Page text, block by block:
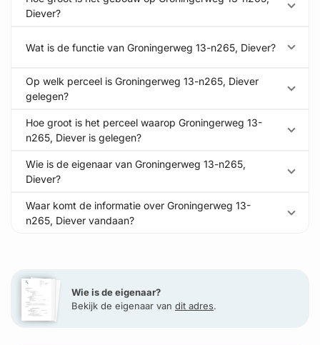
Diever?
Wat is de functie van Groningerweg 13-n265, Diever?
Op welk perceel is Groningerweg 13-n265, Diever
gelegen?
Hoe groot is het perceel waarop Groningerweg 13-
n265, Diever is gelegen?
Wie is de eigenaar van Groningerweg 13-n265,
Diever?
Waar komt de informatie over Groningerweg 13-
n265, Diever vandaan?
Wie is de eigenaar?
Bekijk de eigenaar van dit adres.